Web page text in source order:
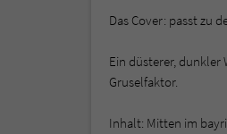
Das Cover: passt zu
Ein düsterer,
Gruselfaktor.
Inhalt: Mitten im